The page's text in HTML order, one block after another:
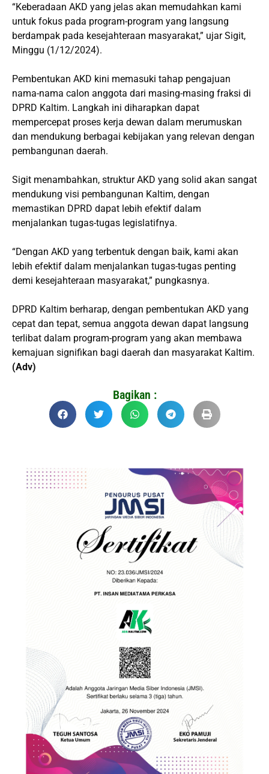
“Keberadaan AKD yang jelas akan memudahkan kami
untuk fokus pada program-program yang langsung
berdampak pada kesejahteraan masyarakat,” ujar Sigit,
Minggu (1/12/2024).
Pembentukan AKD kini memasuki tahap pengajuan
nama-nama calon anggota dari masing-masing fraksi di
DPRD Kaltim. Langkah ini diharapkan dapat
mempercepat proses kerja dewan dalam merumuskan
dan mendukung berbagai kebijakan yang relevan dengan
pembangunan daerah.
Sigit menambahkan, struktur AKD yang solid akan sangat
mendukung visi pembangunan Kaltim, dengan
memastikan DPRD dapat lebih efektif dalam
menjalankan tugas-tugas legislatifnya.
“Dengan AKD yang terbentuk dengan baik, kami akan
lebih efektif dalam menjalankan tugas-tugas penting
demi kesejahteraan masyarakat,” pungkasnya.
DPRD Kaltim berharap, dengan pembentukan AKD yang
cepat dan tepat, semua anggota dewan dapat langsung
terlibat dalam program-program yang akan membawa
kemajuan signifikan bagi daerah dan masyarakat Kaltim.
(Adv)
Bagikan :